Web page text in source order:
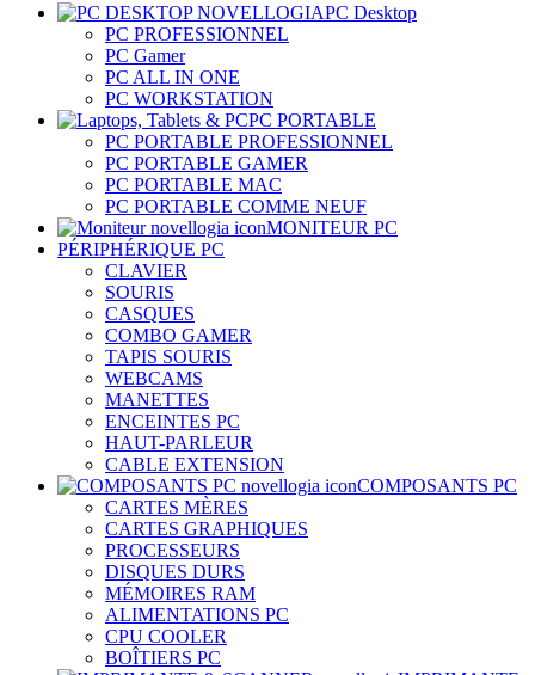
PC Desktop
PC PROFESSIONNEL
PC Gamer
PC ALL IN ONE
PC WORKSTATION
PC PORTABLE
PC PORTABLE PROFESSIONNEL
PC PORTABLE GAMER
PC PORTABLE MAC
PC PORTABLE COMME NEUF
MONITEUR PC
PÉRIPHÉRIQUE PC
CLAVIER
SOURIS
CASQUES
COMBO GAMER
TAPIS SOURIS
WEBCAMS
MANETTES
ENCEINTES PC
HAUT-PARLEUR
CABLE EXTENSION
COMPOSANTS PC
CARTES MÈRES
CARTES GRAPHIQUES
PROCESSEURS
DISQUES DURS
MÉMOIRES RAM
ALIMENTATIONS PC
CPU COOLER
BOÎTIERS PC